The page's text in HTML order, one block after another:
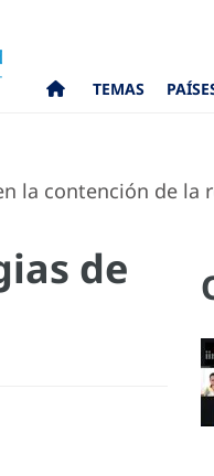
TEMAS
la contención de la
de